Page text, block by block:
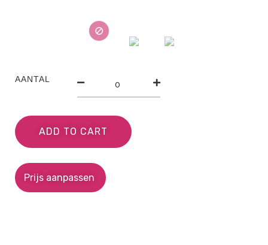
AANTAL
ADD TO CART
Prijs aanpassen